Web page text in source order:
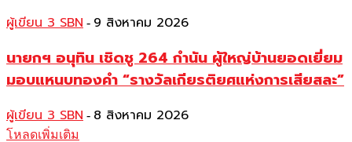
ผู้เขียน 3 SBN - 9 สิงหาคม 2026
นายกฯ อนุทิน เชิดชู 264 กำนัน ผู้ใหญ่บ้านยอดเยี่ยม
มอบแหนบทองคำ “รางวัลเกียรติยศแห่งการเสียสละ”
ผู้เขียน 3 SBN - 8 สิงหาคม 2026
โหลดเพิ่มเติม